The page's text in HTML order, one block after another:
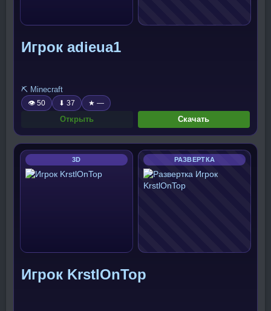
Игрок adieua1
⛏️ Minecraft
👁 50 ⬇ 37 ★ —
Открыть Скачать
3D РАЗВЕРТКА
Игрок KrstlOnTop